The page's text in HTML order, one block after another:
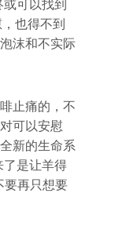
或可以找到
也得不到
沫和不实际
止痛的，不
可以安慰
新的生命系
了是让羊得
要再只想要